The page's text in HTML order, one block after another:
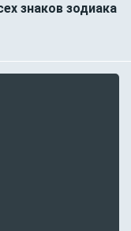
знаков зодиака